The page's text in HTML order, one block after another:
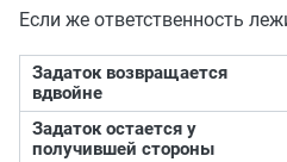
Если же ответственность
Задаток возвращается
вдвойне
Задаток остается у
получившей стороны